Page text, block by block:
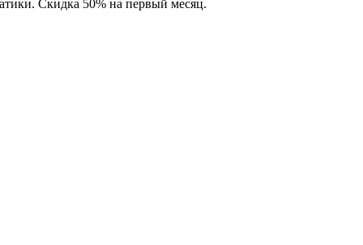
Скидка 50% на первый месяц.